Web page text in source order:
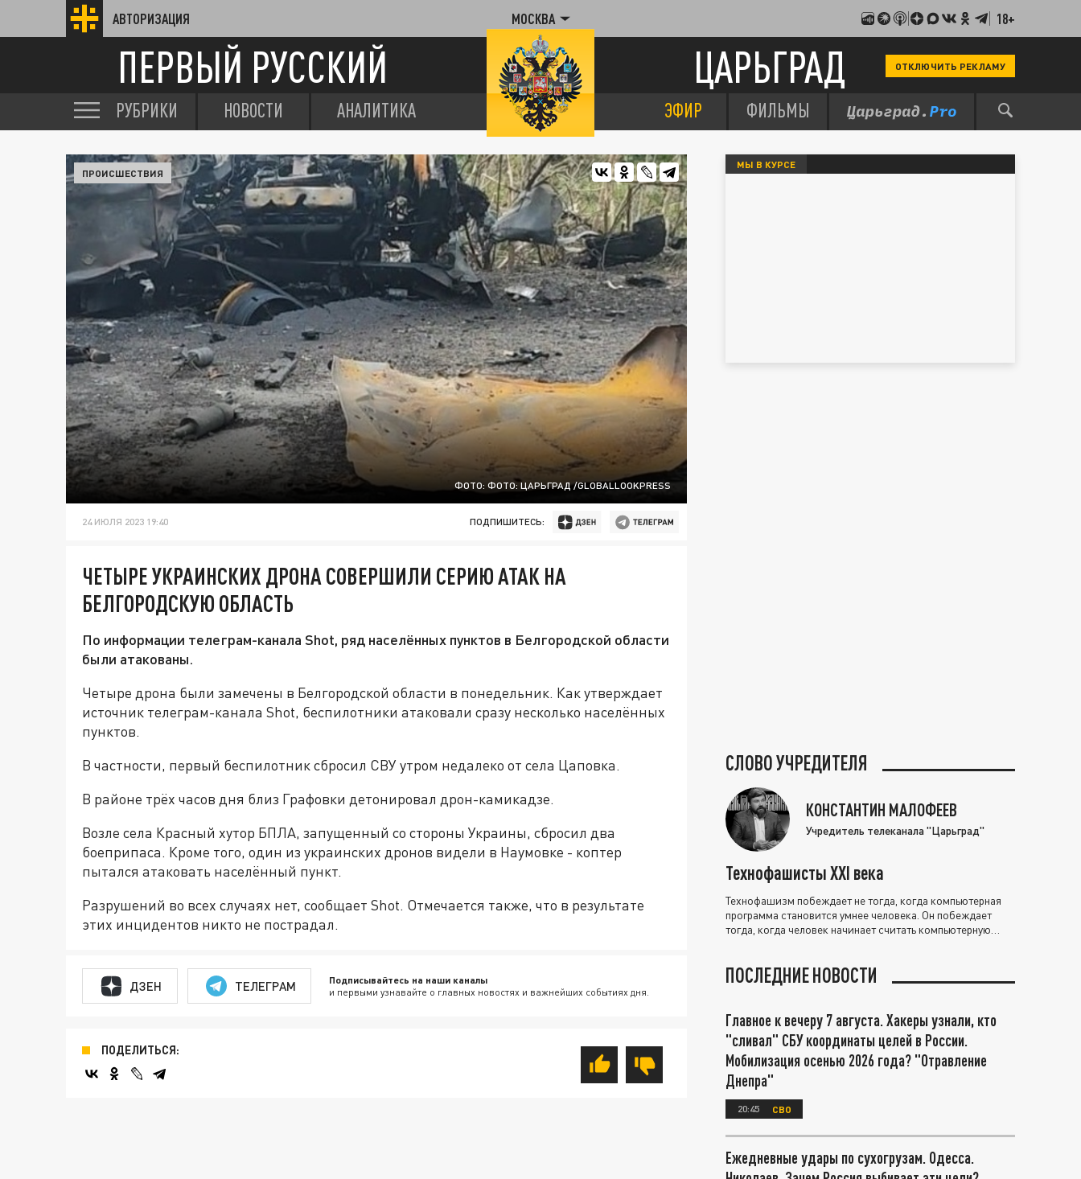
АВТОРИЗАЦИЯ МОСКВА 18+
ПЕРВЫЙ РУССКИЙ ЦАРЬГРАД ОТКЛЮЧИТЬ РЕКЛАМУ
РУБРИКИ НОВОСТИ АНАЛИТИКА ЭФИР ФИЛЬМЫ
ФОТО: ФОТО: ЦАРЬГРАД /GLOBALLOOKPRESS
ПРОИСШЕСТВИЯ
24 ИЮЛЯ 2023 19:40 ПОДПИШИТЕСЬ:
ЧЕТЫРЕ УКРАИНСКИХ ДРОНА СОВЕРШИЛИ СЕРИЮ АТАК НА
БЕЛГОРОДСКУЮ ОБЛАСТЬ
По информации телеграм-канала Shot, ряд населённых пунктов в Белгородской области
были атакованы.
Четыре дрона были замечены в Белгородской области в понедельник. Как утверждает
источник телеграм-канала Shot, беспилотники атаковали сразу несколько населённых
пунктов.
В частности, первый беспилотник сбросил СВУ утром недалеко от села Цаповка.
В районе трёх часов дня близ Графовки детонировал дрон-камикадзе.
Возле села Красный хутор БПЛА, запущенный со стороны Украины, сбросил два
боеприпаса. Кроме того, один из украинских дронов видели в Наумовке - коптер
пытался атаковать населённый пункт.
Разрушений во всех случаях нет, сообщает Shot. Отмечается также, что в результате
этих инцидентов никто не пострадал.
ДЗЕН ТЕЛЕГРАМ Подписывайтесь на наши каналы
и первыми узнавайте о главных новостях и важнейших событиях дня.
ПОДЕЛИТЬСЯ:
МЫ В КУРСЕ
СЛОВО УЧРЕДИТЕЛЯ
КОНСТАНТИН МАЛОФЕЕВ
Учредитель телеканала "Царьград"
Технофашисты XXI века
Технофашизм побеждает не тогда, когда компьютерная
программа становится умнее человека. Он побеждает
тогда, когда человек начинает считать компьютерную
ПОСЛЕДНИЕ НОВОСТИ
Главное к вечеру 7 августа. Хакеры узнали, кто
"сливал" СБУ координаты целей в России.
Мобилизация осенью 2026 года? "Отравление
Днепра"
20:45 СВО
Ежедневные удары по сухогрузам. Одесса.